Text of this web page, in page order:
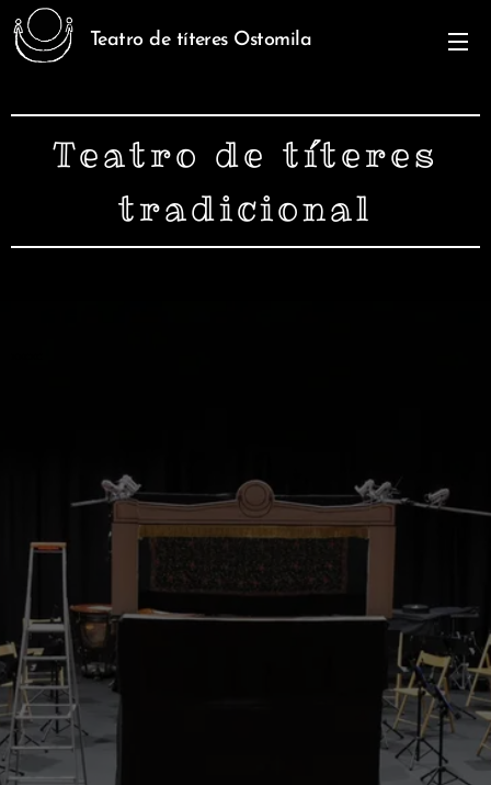
Teatro de títeres Ostomila
Teatro de títeres
tradicional